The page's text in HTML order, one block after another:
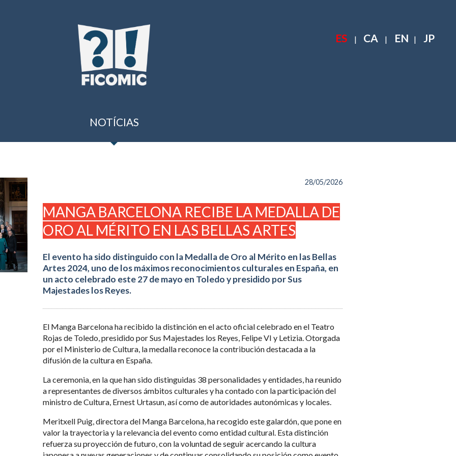
ES | CA | EN | JP
NOTÍCIAS
28/05/2026
MANGA BARCELONA RECIBE LA MEDALLA DE
ORO AL MÉRITO EN LAS BELLAS ARTES
El evento ha sido distinguido con la Medalla de Oro al Mérito en las Bellas
Artes 2024, uno de los máximos reconocimientos culturales en España, en
un acto celebrado este 27 de mayo en Toledo y presidido por Sus
Majestades los Reyes.
El Manga Barcelona ha recibido la distinción en el acto oficial celebrado en el Teatro
Rojas de Toledo, presidido por Sus Majestades los Reyes, Felipe VI y Letizia. Otorgada
por el Ministerio de Cultura, la medalla reconoce la contribución destacada a la
difusión de la cultura en España.
La ceremonia, en la que han sido distinguidas 38 personalidades y entidades, ha reunido
a representantes de diversos ámbitos culturales y ha contado con la participación del
ministro de Cultura, Ernest Urtasun, así como de autoridades autonómicas y locales.
Meritxell Puig, directora del Manga Barcelona, ha recogido este galardón, que pone en
valor la trayectoria y la relevancia del evento como entidad cultural. Esta distinción
refuerza su proyección de futuro, con la voluntad de seguir acercando la cultura